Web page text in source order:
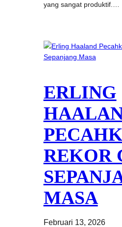
yang sangat produktif.…
ERLING
REKOR
MASA
Februari 13, 2026